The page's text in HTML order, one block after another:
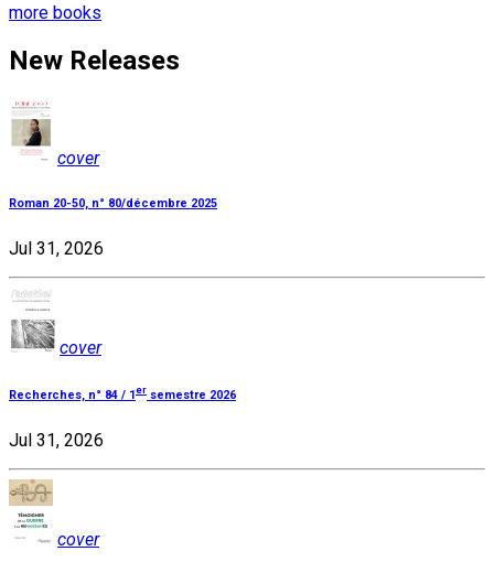
more books
New Releases
cover
Roman 20-50, n° 80/décembre 2025
Jul 31, 2026
cover
Recherches, n° 84 / 1 er semestre 2026
Jul 31, 2026
cover